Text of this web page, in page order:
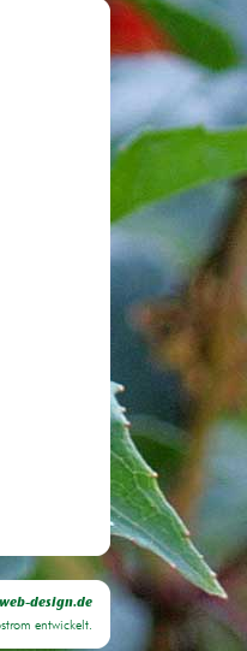
design.de
entwickelt.